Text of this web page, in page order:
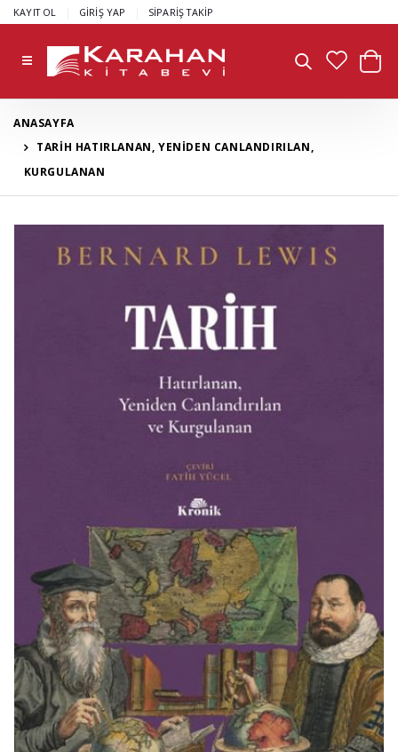
KAYIT OL GİRİŞ YAP SİPARİŞ TAKİP
ANASAYFA
TARİH HATIRLANAN, YENİDEN CANLANDIRILAN,
KURGULANAN